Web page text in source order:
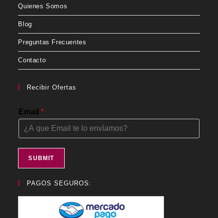
Quienes Somos
Blog
Preguntas Frecuentes
Contacto
Recibir Ofertas
Email*
SUBMIT
PAGOS SEGUROS: